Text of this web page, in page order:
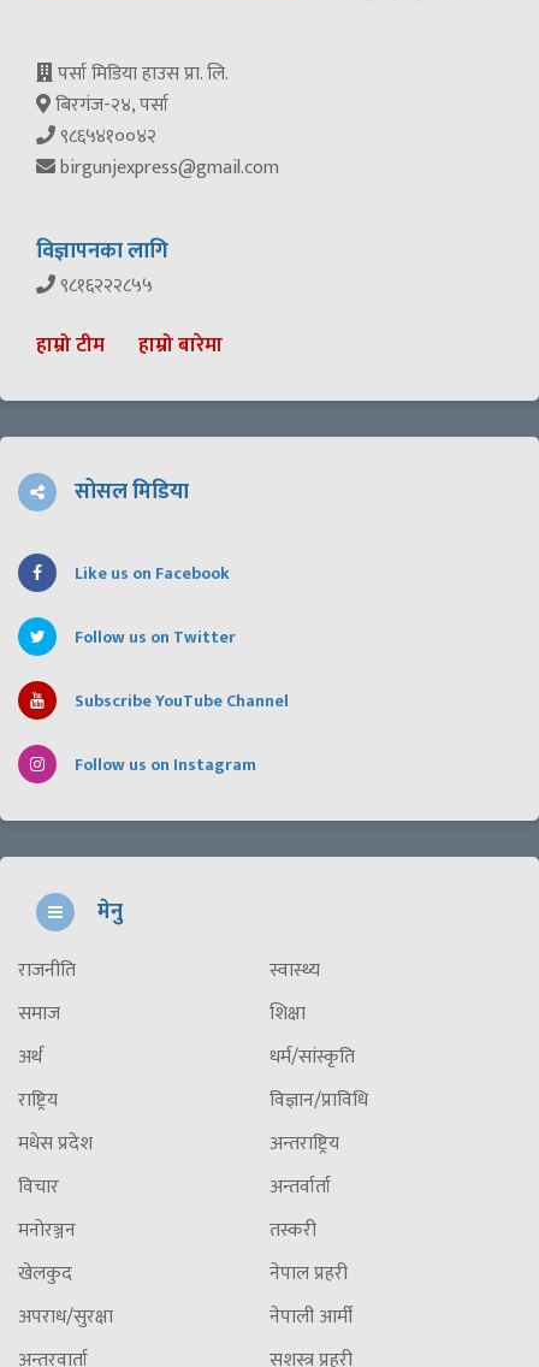
पर्सा मिडिया हाउस प्रा. लि.
बिरगंज-२४, पर्सा
९८६५४१००४२
birgunjexpress@gmail.com
विज्ञापनका लागि
९८१६२२२८५५
हाम्रो टीम हाम्रो बारेमा
सोसल मिडिया
Like us on Facebook
Follow us on Twitter
Subscribe YouTube Channel
Follow us on Instagram
मेनु
राजनीति
समाज
अर्थ
राष्ट्रिय
मधेस प्रदेश
विचार
मनोरञ्जन
खेलकुद
अपराध/सुरक्षा
अन्तरवार्ता
स्वास्थ्य
शिक्षा
धर्म/सांस्कृति
विज्ञान/प्राविधि
अन्तराष्ट्रिय
अन्तर्वार्ता
तस्करी
नेपाल प्रहरी
नेपाली आर्मी
सशस्त्र प्रहरी